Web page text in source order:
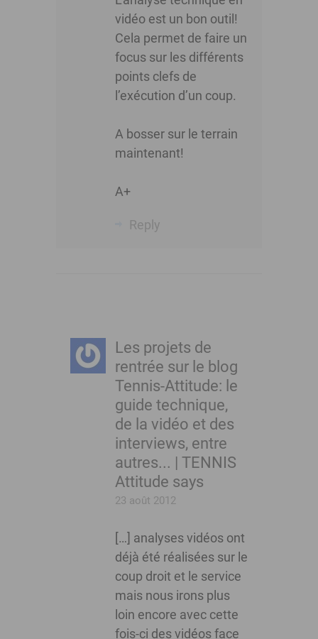
vidéo est un bon outil!
Cela permet de faire un
focus sur les différents
points clefs de
l’exécution d’un coup.
A bosser sur le terrain
maintenant!
A+
Reply
Les projets de
rentrée sur le blog
Tennis-Attitude: le
guide technique,
de la vidéo et des
interviews, entre
autres... | TENNIS
Attitude says
23 août 2012
[…] analyses vidéos ont
déjà été réalisées sur le
coup droit et le service
mais nous irons plus
loin encore avec cette
fois-ci des vidéos face